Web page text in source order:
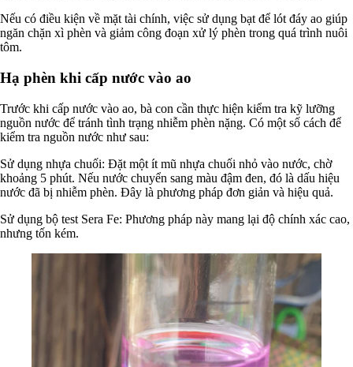
Nếu có điều kiện về mặt tài chính, việc sử dụng bạt để lót đáy ao giúp
ngăn chặn xì phèn và giảm công đoạn xử lý phèn trong quá trình nuôi
tôm.
Hạ phèn khi cấp nước vào ao
Trước khi cấp nước vào ao, bà con cần thực hiện kiểm tra kỹ lưỡng
nguồn nước để tránh tình trạng nhiễm phèn nặng. Có một số cách để
kiểm tra nguồn nước như sau:
Sử dụng nhựa chuối: Đặt một ít mũ nhựa chuối nhỏ vào nước, chờ
khoảng 5 phút. Nếu nước chuyển sang màu đậm đen, đó là dấu hiệu
nước đã bị nhiễm phèn. Đây là phương pháp đơn giản và hiệu quả.
Sử dụng bộ test Sera Fe: Phương pháp này mang lại độ chính xác cao,
nhưng tốn kém.